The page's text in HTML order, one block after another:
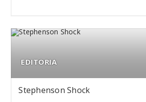
EDITORIA
Stephenson Shock